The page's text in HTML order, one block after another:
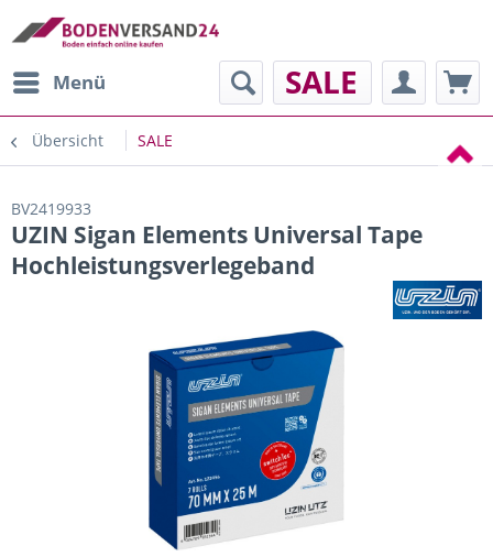
Menü SALE
Übersicht SALE
BV2419933
UZIN Sigan Elements Universal Tape
Hochleistungsverlegeband